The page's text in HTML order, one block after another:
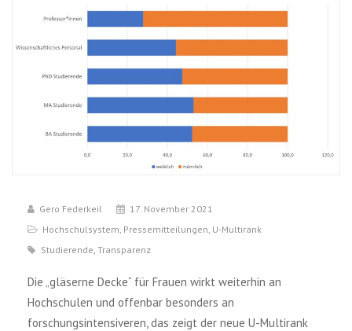
Gero Federkeil
17. November 2021
Hochschulsystem Pressemitteilungen U-Multirank
Studierende Transparenz
Die „gläserne Decke“ für Frauen wirkt weiterhin an
Hochschulen und offenbar besonders an
forschungsintensiveren, das zeigt der neue U-Multirank